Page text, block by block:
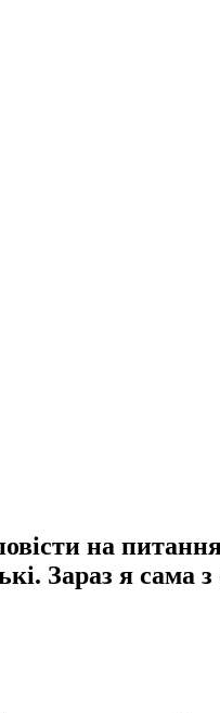
на
Зараз я сама